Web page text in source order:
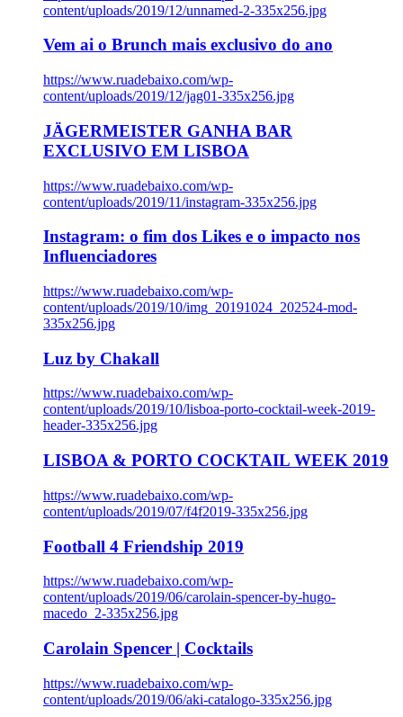
content/uploads/2019/12/unnamed-2-335x256.jpg
Vem ai o Brunch mais exclusivo do ano
https://www.ruadebaixo.com/wp-
content/uploads/2019/12/jag01-335x256.jpg
JÄGERMEISTER GANHA BAR
EXCLUSIVO EM LISBOA
https://www.ruadebaixo.com/wp-
content/uploads/2019/11/instagram-335x256.jpg
Instagram: o fim dos Likes e o impacto nos
Influenciadores
https://www.ruadebaixo.com/wp-
content/uploads/2019/10/img_20191024_202524-mod-
335x256.jpg
Luz by Chakall
https://www.ruadebaixo.com/wp-
content/uploads/2019/10/lisboa-porto-cocktail-week-2019-
header-335x256.jpg
LISBOA & PORTO COCKTAIL WEEK 2019
https://www.ruadebaixo.com/wp-
content/uploads/2019/07/f4f2019-335x256.jpg
Football 4 Friendship 2019
https://www.ruadebaixo.com/wp-
content/uploads/2019/06/carolain-spencer-by-hugo-
macedo_2-335x256.jpg
Carolain Spencer | Cocktails
https://www.ruadebaixo.com/wp-
content/uploads/2019/06/aki-catalogo-335x256.jpg